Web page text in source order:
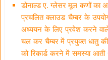
डोनाल्ड ए. ग्लेसर मूल कणों
प्रचलित क्लाउड चैम्बर के
अध्ययन के लिए प्रवेश करने
चल कर चैम्बर में प्रयुक्त धातु
को रिकार्ड करने में समस्या